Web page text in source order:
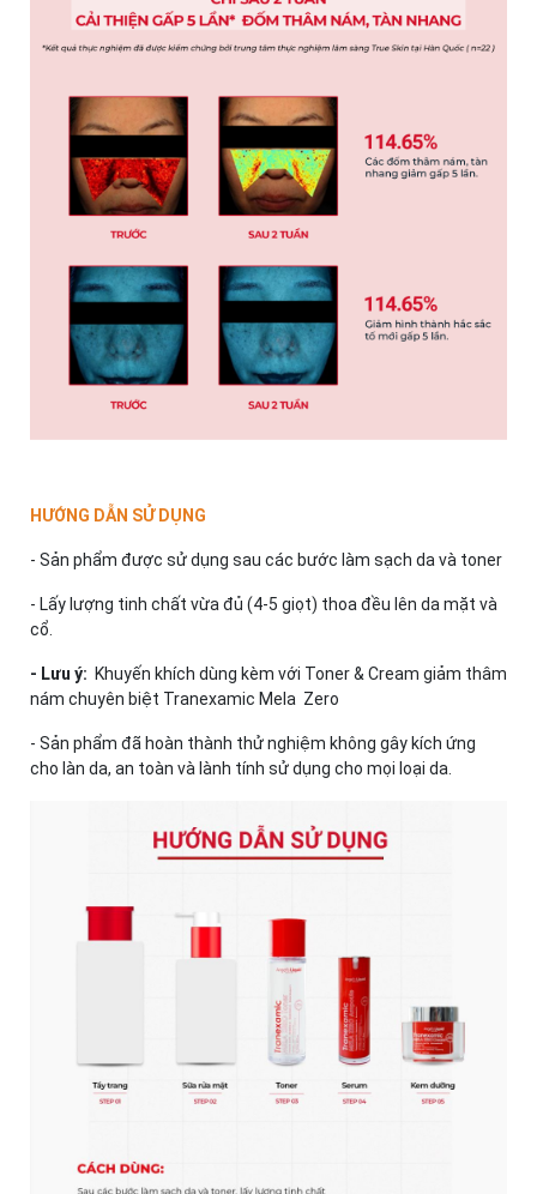
HƯỚNG DẪN SỬ DỤNG
- Sản phẩm được sử dụng sau các bước làm sạch da và toner
- Lấy lượng tinh chất vừa đủ (4-5 giọt) thoa đều lên da mặt và
cổ.
- Lưu ý: Khuyến khích dùng kèm với Toner & Cream giảm thâm
nám chuyên biệt Tranexamic Mela Zero
- Sản phẩm đã hoàn thành thử nghiệm không gây kích ứng
cho làn da, an toàn và lành tính sử dụng cho mọi loại da.